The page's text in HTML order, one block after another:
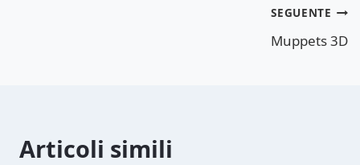
SEGUENTE
Muppets 3D
Articoli simili